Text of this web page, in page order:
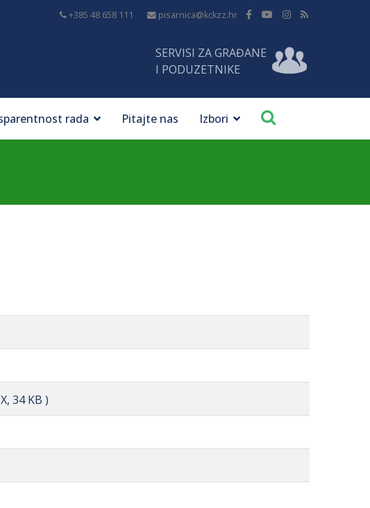
+385 48 658 111 pisarnica@kckzz.hr
SERVISI ZA GRAĐANE
I PODUZETNIKE
rada Pitajte nas Izbori
34 KB )